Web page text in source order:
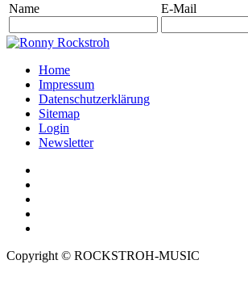
Name E-Mail
Home
Impressum
Datenschutzerklärung
Sitemap
Login
Newsletter
Copyright © ROCKSTROH-MUSIC